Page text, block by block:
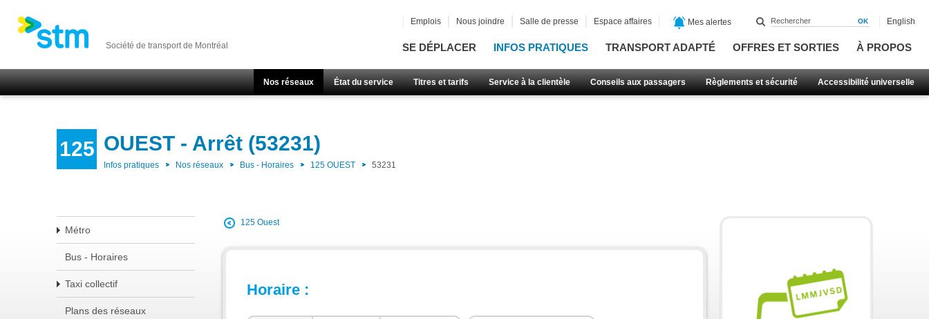
Société de transport de Montréal SE DÉPLACER INFOS PRATIQUES TRANSPORT ADAPTÉ OFFRES ET SORTIES À PROPOS
Nos réseaux État du service Titres et tarifs Service à la clientèle Conseils aux passagers Règlements et sécurité Accessibilité universelle
Emplois Nous joindre Salle de presse Espace affaires Mes alertes English
125 OUEST - Arrêt (53231)
Infos pratiques Nos réseaux Bus - Horaires 125 OUEST 53231
Métro
Bus - Horaires
Taxi collectif
Plans des réseaux
125 Ouest
Horaire :